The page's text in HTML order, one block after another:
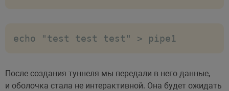
echo "test test test" > pipe1
После создания туннеля мы передали в него данные,
и оболочка стала не интерактивной. Она будет ожидать